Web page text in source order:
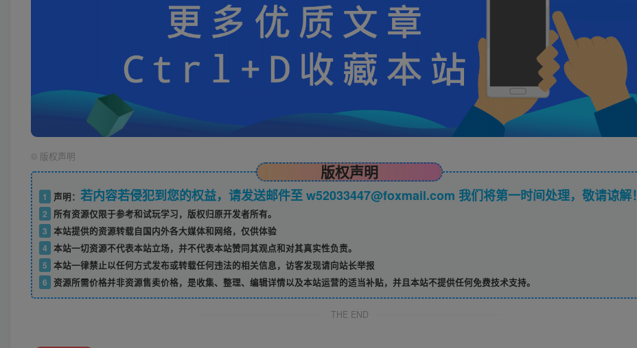
© 版权声明
版权声明
1 声明： 若内容若侵犯到您的权益，请发送邮件至 w52033447@foxmail.com 我们将第一时间处理，敬请谅解！
2
所有资源仅限于参考和试玩学习，版权归原开发者所有。
3 本站提供的资源转载自国内外各大媒体和网络，仅供体验
4 本站一切资源不代表本站立场，并不代表本站赞同其观点和对其真实性负责。
5 本站一律禁止以任何方式发布或转载任何违法的相关信息，访客发现请向站长举报
6
资源所需价格并非资源售卖价格，是收集、整理、编辑详情以及本站运营的适当补贴，并且本站不提供任何免费技术支持。
THE END